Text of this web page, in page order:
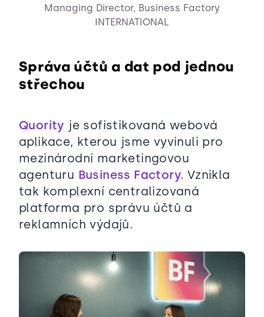
Managing Director, Business Factory
INTERNATIONAL
Správa účtů a dat pod jednou
střechou
Quority je sofistikovaná webová
aplikace, kterou jsme vyvinuli pro
mezinárodní marketingovou
agenturu Business Factory. Vznikla
tak komplexní centralizovaná
platforma pro správu účtů a
reklamních výdajů.